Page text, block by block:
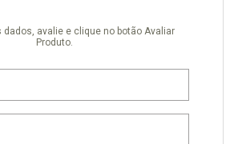
dados, avalie e clique no botão Avaliar
Produto.